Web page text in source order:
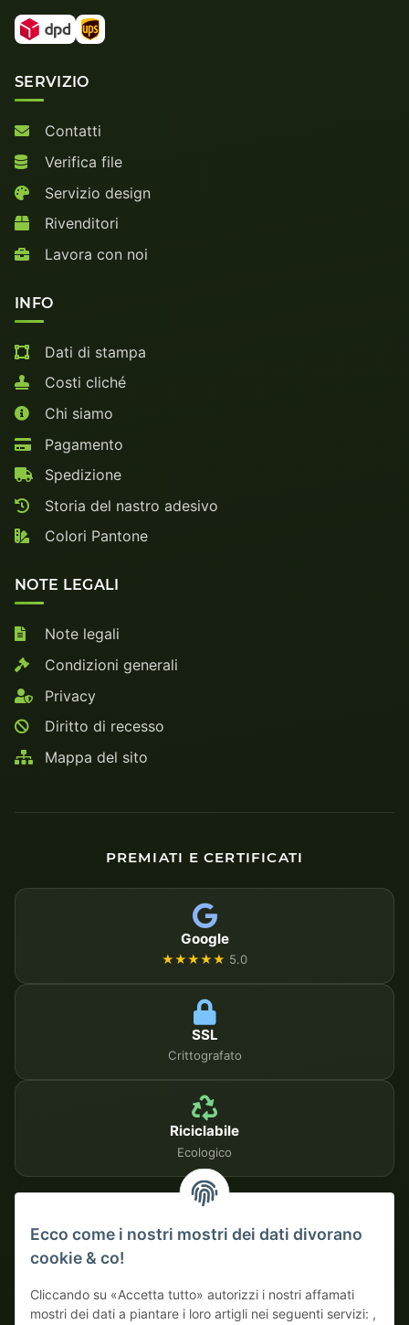
SERVIZIO
Contatti
Verifica file
Servizio design
Rivenditori
Lavora con noi
INFO
Dati di stampa
Costi cliché
Chi siamo
Pagamento
Spedizione
Storia del nastro adesivo
Colori Pantone
NOTE LEGALI
Note legali
Condizioni generali
Privacy
Diritto di recesso
Mappa del sito
PREMIATI E CERTIFICATI
Google
★★★★★ 5.0
SSL
Crittografato
Riciclabile
Ecologico
Su fattura
Ecco come i nostri mostri dei dati divorano
cookie & co!
Cliccando su «Accetta tutto» autorizzi i nostri affamati
mostri dei dati a piantare i loro artigli nei seguenti servizi: ,